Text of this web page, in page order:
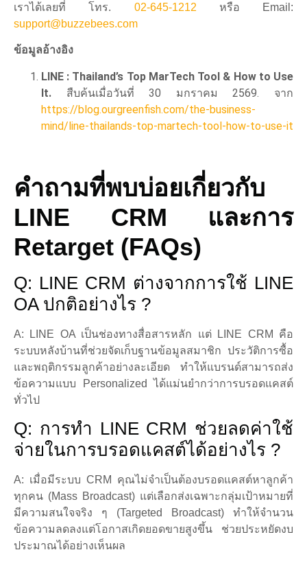
เราได้เลยที่ โทร. 02-645-1212 หรือ Email:
support@buzzebees.com
ข้อมูลอ้างอิง
LINE : Thailand’s Top MarTech Tool & How to Use
It. สืบค้นเมื่อวันที่ 30 มกราคม 2569. จาก
https://blog.ourgreenfish.com/the-business-
mind/line-thailands-top-martech-tool-how-to-use-it
คำถามที่พบบ่อยเกี่ยวกับ
LINE CRM และการ
Retarget (FAQs)
Q: LINE CRM ต่างจากการใช้ LINE
OA ปกติอย่างไร ?
A: LINE OA เป็นช่องทางสื่อสารหลัก แต่ LINE CRM คือ
ระบบหลังบ้านที่ช่วยจัดเก็บฐานข้อมูลสมาชิก ประวัติการซื้อ
และพฤติกรรมลูกค้าอย่างละเอียด ทำให้แบรนด์สามารถส่ง
ข้อความแบบ Personalized ได้แม่นยำกว่าการบรอดแคสต์
ทั่วไป
Q: การทำ LINE CRM ช่วยลดค่าใช้
จ่ายในการบรอดแคสต์ได้อย่างไร ?
A: เมื่อมีระบบ CRM คุณไม่จำเป็นต้องบรอดแคสต์หาลูกค้า
ทุกคน (Mass Broadcast) แต่เลือกส่งเฉพาะกลุ่มเป้าหมายที่
มีความสนใจจริง ๆ (Targeted Broadcast) ทำให้จำนวน
ข้อความลดลงแต่โอกาสเกิดยอดขายสูงขึ้น ช่วยประหยัดงบ
ประมาณได้อย่างเห็นผล